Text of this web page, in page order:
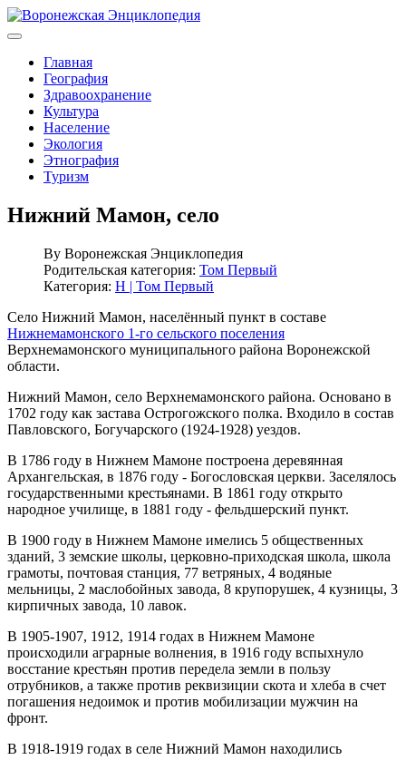
Главная
География
Здравоохранение
Культура
Население
Экология
Этнография
Туризм
Нижний Мамон, село
By Воронежская Энциклопедия
Родительская категория: Том Первый
Категория: Н | Том Первый
Село Нижний Мамон, населённый пункт в составе
Нижнемамонского 1-го сельского поселения
Верхнемамонского муниципального района Воронежской
области.
Нижний Мамон, село Верхнемамонского района. Основано в
1702 году как застава Острогожского полка. Входило в состав
Павловского, Богучарского (1924-1928) уездов.
В 1786 году в Нижнем Мамоне построена деревянная
Архангельская, в 1876 году - Богословская церкви. Заселялось
государственными крестьянами. В 1861 году открыто
народное училище, в 1881 году - фельдшерский пункт.
В 1900 году в Нижнем Мамоне имелись 5 общественных
зданий, 3 земские школы, церковно-приходская школа, школа
грамоты, почтовая станция, 77 ветряных, 4 водяные
мельницы, 2 маслобойных завода, 8 крупорушек, 4 кузницы, 3
кирпичных завода, 10 лавок.
В 1905-1907, 1912, 1914 годах в Нижнем Мамоне
происходили аграрные волнения, в 1916 году вспыхнуло
восстание крестьян против передела земли в пользу
отрубников, а также против реквизиции скота и хлеба в счет
погашения недоимок и против мобилизации мужчин на
фронт.
В 1918-1919 годах в селе Нижний Мамон находились